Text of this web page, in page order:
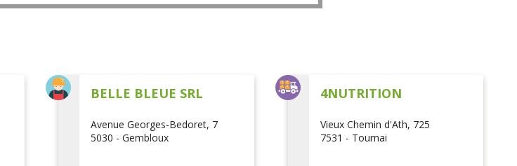
BELLE BLEUE SRL
Avenue Georges-Bedoret, 7
5030 - Gembloux
4NUTRITION
Vieux Chemin d'Ath, 725
7531 - Tournai